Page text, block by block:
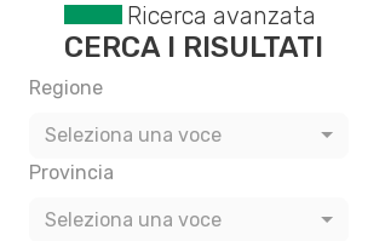
Ricerca avanzata
CERCA I RISULTATI
Regione
Seleziona una voce
Provincia
Seleziona una voce